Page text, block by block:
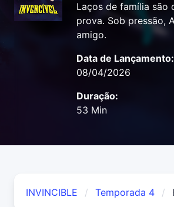
Laços de família são
prova. Sob pressão,
amigo.
Data de Lançamento:
08/04/2026
Duração:
53 Min
INVINCIBLE Temporada 4